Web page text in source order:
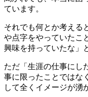
ています。
それでも何とか考える
や点字をやっていたこ
興味を持っていたな」
ただ「生涯の仕事にし
事に限ったことではな
して全くイメージが